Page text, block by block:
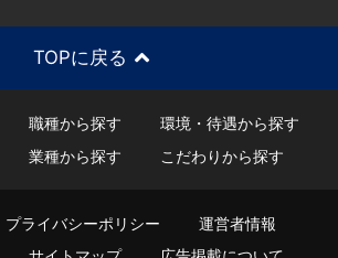
TOPに戻る
職種から探す
環境・待遇から探す
業種から探す こだわりから探す
プライバシーポリシー
運営者情報